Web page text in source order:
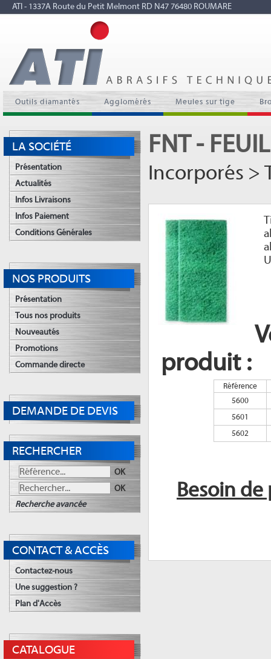
ATI - 1337A Route du Petit Melmont RD N47 76480 ROUMARE
Outils diamantés Agglomérés Meules sur tige
LA SOCIÉTÉ
Présentation
Actualités
Infos Livraisons
Infos Paiement
Conditions Générales
NOS PRODUITS
Présentation
Tous nos produits
Nouveautés
Promotions
Commande directe
DEMANDE DE DEVIS
RECHERCHER
OK
OK
Recherche avancée
CONTACT & ACCÈS
Contactez-nous
Une suggestion ?
Plan d'Accès
CATALOGUE
FNT -
Incorporés >
produit :
Référence
5600
5601
5602
Besoin de